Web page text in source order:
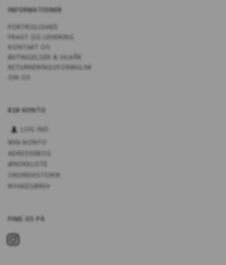
INFORMATIONER
FORTROLIGHED
FRAGT OG LEVERING
KONTAKT OS
BETINGELSER & VILKÅR
RETURNERINGSFORMULAR
OM OS
B2B KONTO
LOG IND
MIN KONTO
ADRESSEBOG
ØNSKELISTE
ORDREHISTORIK
NYHEDSBREV
FIND OS PÅ